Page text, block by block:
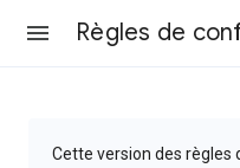
Cette version des règles